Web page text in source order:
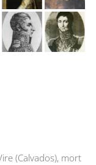
(Calvados), mort